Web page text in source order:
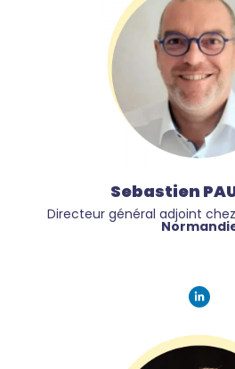
Sebastien
Directeur général adjoint chez